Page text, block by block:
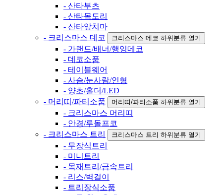
- 산타부츠
- 산타목도리
- 산타앞치마
- 크리스마스 데코
크리스마스 데코 하위분류 열기
- 가랜드/배너/행잉데코
- 데코소품
- 테이블웨어
- 사슴/눈사람/인형
- 양초/홀더/LED
- 머리띠/파티소품
머리띠/파티소품 하위분류 열기
- 크리스마스 머리띠
- 안경/루돌프코
- 크리스마스 트리
크리스마스 트리 하위분류 열기
- 무장식트리
- 미니트리
- 목재트리/금속트리
- 리스/벽걸이
- 트리장식소품